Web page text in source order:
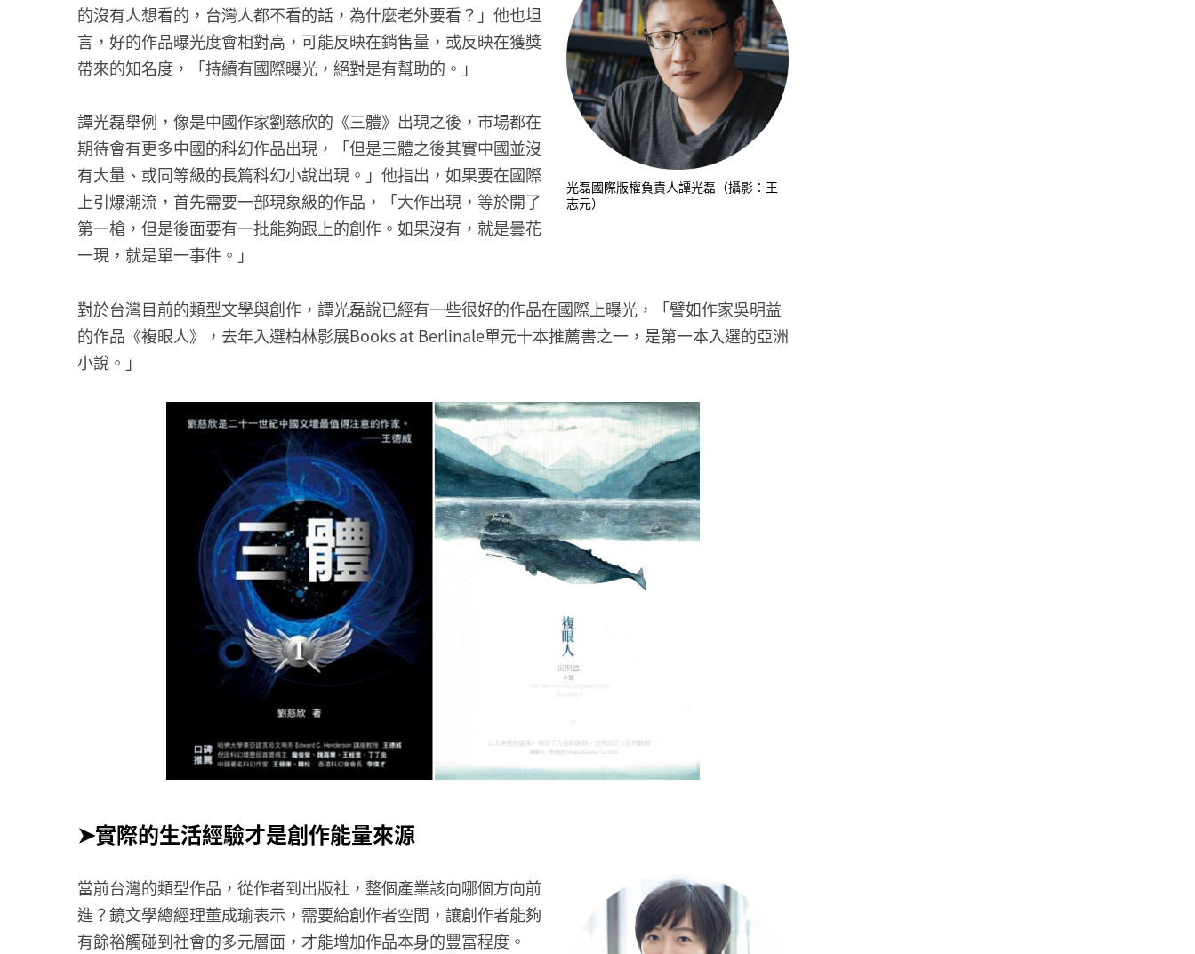
光磊國際版權負責人譚光磊（攝影：王
志元）
的沒有人想看的，台灣人都不看的話，為什麼老外要看？」他也坦
言，好的作品曝光度會相對高，可能反映在銷售量，或反映在獲獎
帶來的知名度，「持續有國際曝光，絕對是有幫助的。」
譚光磊舉例，像是中國作家劉慈欣的《三體》出現之後，市場都在
期待會有更多中國的科幻作品出現，「但是三體之後其實中國並沒
有大量、或同等級的長篇科幻小說出現。」他指出，如果要在國際
上引爆潮流，首先需要一部現象級的作品，「大作出現，等於開了
第一槍，但是後面要有一批能夠跟上的創作。如果沒有，就是曇花
一現，就是單一事件。」
對於台灣目前的類型文學與創作，譚光磊說已經有一些很好的作品在國際上曝光，「譬如作家吳明益
的作品《複眼人》，去年入選柏林影展Books at Berlinale單元十本推薦書之一，是第一本入選的亞洲
小說。」
➤實際的生活經驗才是創作能量來源
當前台灣的類型作品，從作者到出版社，整個產業該向哪個方向前
進？鏡文學總經理董成瑜表示，需要給創作者空間，讓創作者能夠
有餘裕觸碰到社會的多元層面，才能增加作品本身的豐富程度。